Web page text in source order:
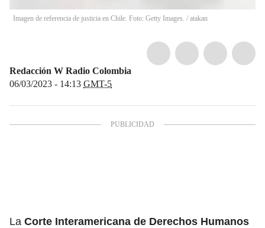
Imagen de referencia de justicia en Chile. Foto: Getty Images. / atakan
Redacción W Radio Colombia
06/03/2023 - 14:13 GMT-5
La Corte Interamericana de Derechos Humanos